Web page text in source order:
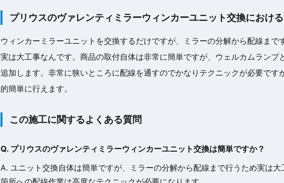
プリウスのヴァレンティミラーウィンカーユニット交換におけ
ウィンカーミラーユニットを交換するだけですが、ミラーの分解から配線まで
実は大工事なんです。商品の取付自体は非常に簡単ですが、ウェルカムランプ
追加します。非常に狭いところに配線を通すのでかなりテクニックが必要です
的簡単に行えます。
この施工に関するよくある質問
Q. プリウスのヴァレンティミラーウィンカーユニット交換は簡単ですか？
A. ユニット交換自体は簡単ですが、ミラーの分解から配線まで行うため実は大